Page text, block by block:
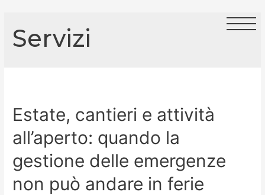
Servizi
Estate, cantieri e attività
all’aperto: quando la
gestione delle emergenze
non può andare in ferie